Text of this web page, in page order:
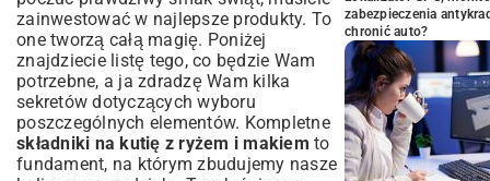
zainwestować w najlepsze produkty. To
one tworzą całą magię. Poniżej
znajdziecie listę tego, co będzie Wam
potrzebne, a ja zdradzę Wam kilka
sekretów dotyczących wyboru
poszczególnych elementów. Kompletne
składniki na kutię z ryżem i makiem to
fundament, na którym zbudujemy nasze
zabezpieczenia
chronić auto?